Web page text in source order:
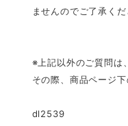
ませんのでご了承くだ
※上記以外のご質問は
その際、商品ページ
dl2539